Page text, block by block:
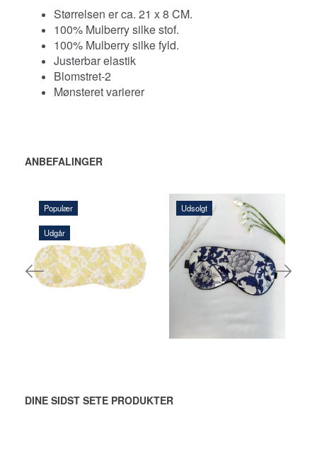
Størrelsen er ca. 21 x 8 CM.
100% Mulberry silke stof.
100% Mulberry silke fyld.
Justerbar elastik
Blomstret-2
Mønsteret varierer
ANBEFALINGER
Populær
Udgår
135,00 DKK
Udsolgt
145,00 DKK
DINE SIDST SETE PRODUKTER